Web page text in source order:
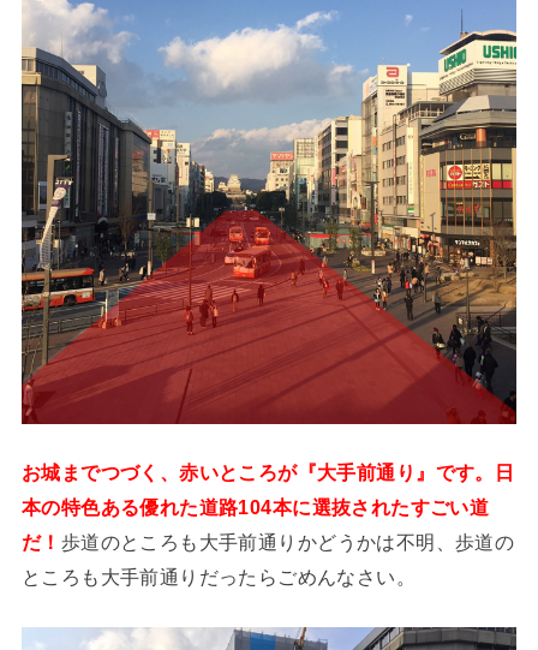
お城までつづく、赤いところが『大手前通り』です。
日
本の特色ある優れた道路104本に選抜されたすごい道
だ！ 歩道のところも大手前通りかどうかは不明、歩道の
ところも大手前通りだったらごめんなさい。